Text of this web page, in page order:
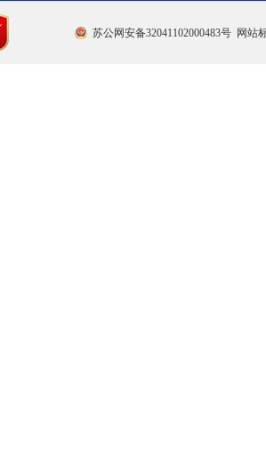
苏公网安备32041102000483号 网站